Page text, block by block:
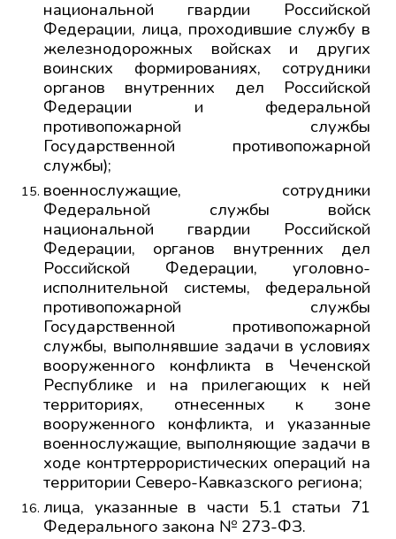
национальной гвардии Российской
Федерации, лица, проходившие службу в
железнодорожных войсках и других
воинских формированиях, сотрудники
органов внутренних дел Российской
Федерации и федеральной
противопожарной службы
Государственной противопожарной
службы);
военнослужащие, сотрудники
Федеральной службы войск
национальной гвардии Российской
Федерации, органов внутренних дел
Российской Федерации, уголовно-
исполнительной системы, федеральной
противопожарной службы
Государственной противопожарной
службы, выполнявшие задачи в условиях
вооруженного конфликта в Чеченской
Республике и на прилегающих к ней
территориях, отнесенных к зоне
вооруженного конфликта, и указанные
военнослужащие, выполняющие задачи в
ходе контртеррористических операций на
территории Северо-Кавказского региона;
лица, указанные в части 5.1 статьи 71
Федерального закона № 273-ФЗ.